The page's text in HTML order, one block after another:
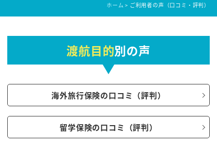
ホーム > ご利用者の声（口コミ・評判）
渡航目的別の声
海外旅行保険の口コミ（評判）
留学保険の口コミ（評判）